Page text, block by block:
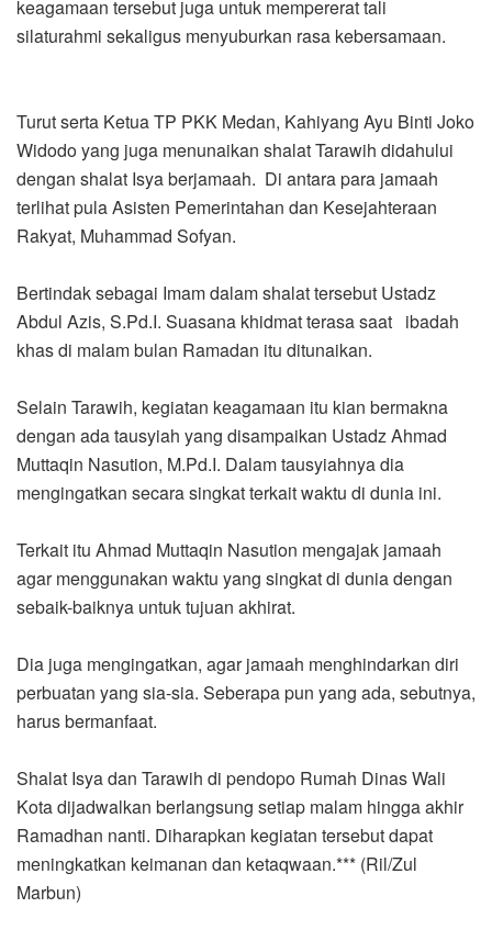
keagamaan tersebut juga untuk mempererat tali
silaturahmi sekaligus menyuburkan rasa kebersamaan.
Turut serta Ketua TP PKK Medan, Kahiyang Ayu Binti Joko
Widodo yang juga menunaikan shalat Tarawih didahului
dengan shalat Isya berjamaah. Di antara para jamaah
terlihat pula Asisten Pemerintahan dan Kesejahteraan
Rakyat, Muhammad Sofyan.
Bertindak sebagai Imam dalam shalat tersebut Ustadz
Abdul Azis, S.Pd.I. Suasana khidmat terasa saat ibadah
khas di malam bulan Ramadan itu ditunaikan.
Selain Tarawih, kegiatan keagamaan itu kian bermakna
dengan ada tausyiah yang disampaikan Ustadz Ahmad
Muttaqin Nasution, M.Pd.I. Dalam tausyiahnya dia
mengingatkan secara singkat terkait waktu di dunia ini.
Terkait itu Ahmad Muttaqin Nasution mengajak jamaah
agar menggunakan waktu yang singkat di dunia dengan
sebaik-baiknya untuk tujuan akhirat.
Dia juga mengingatkan, agar jamaah menghindarkan diri
perbuatan yang sia-sia. Seberapa pun yang ada, sebutnya,
harus bermanfaat.
Shalat Isya dan Tarawih di pendopo Rumah Dinas Wali
Kota dijadwalkan berlangsung setiap malam hingga akhir
Ramadhan nanti. Diharapkan kegiatan tersebut dapat
meningkatkan keimanan dan ketaqwaan.*** (Ril/Zul
Marbun)